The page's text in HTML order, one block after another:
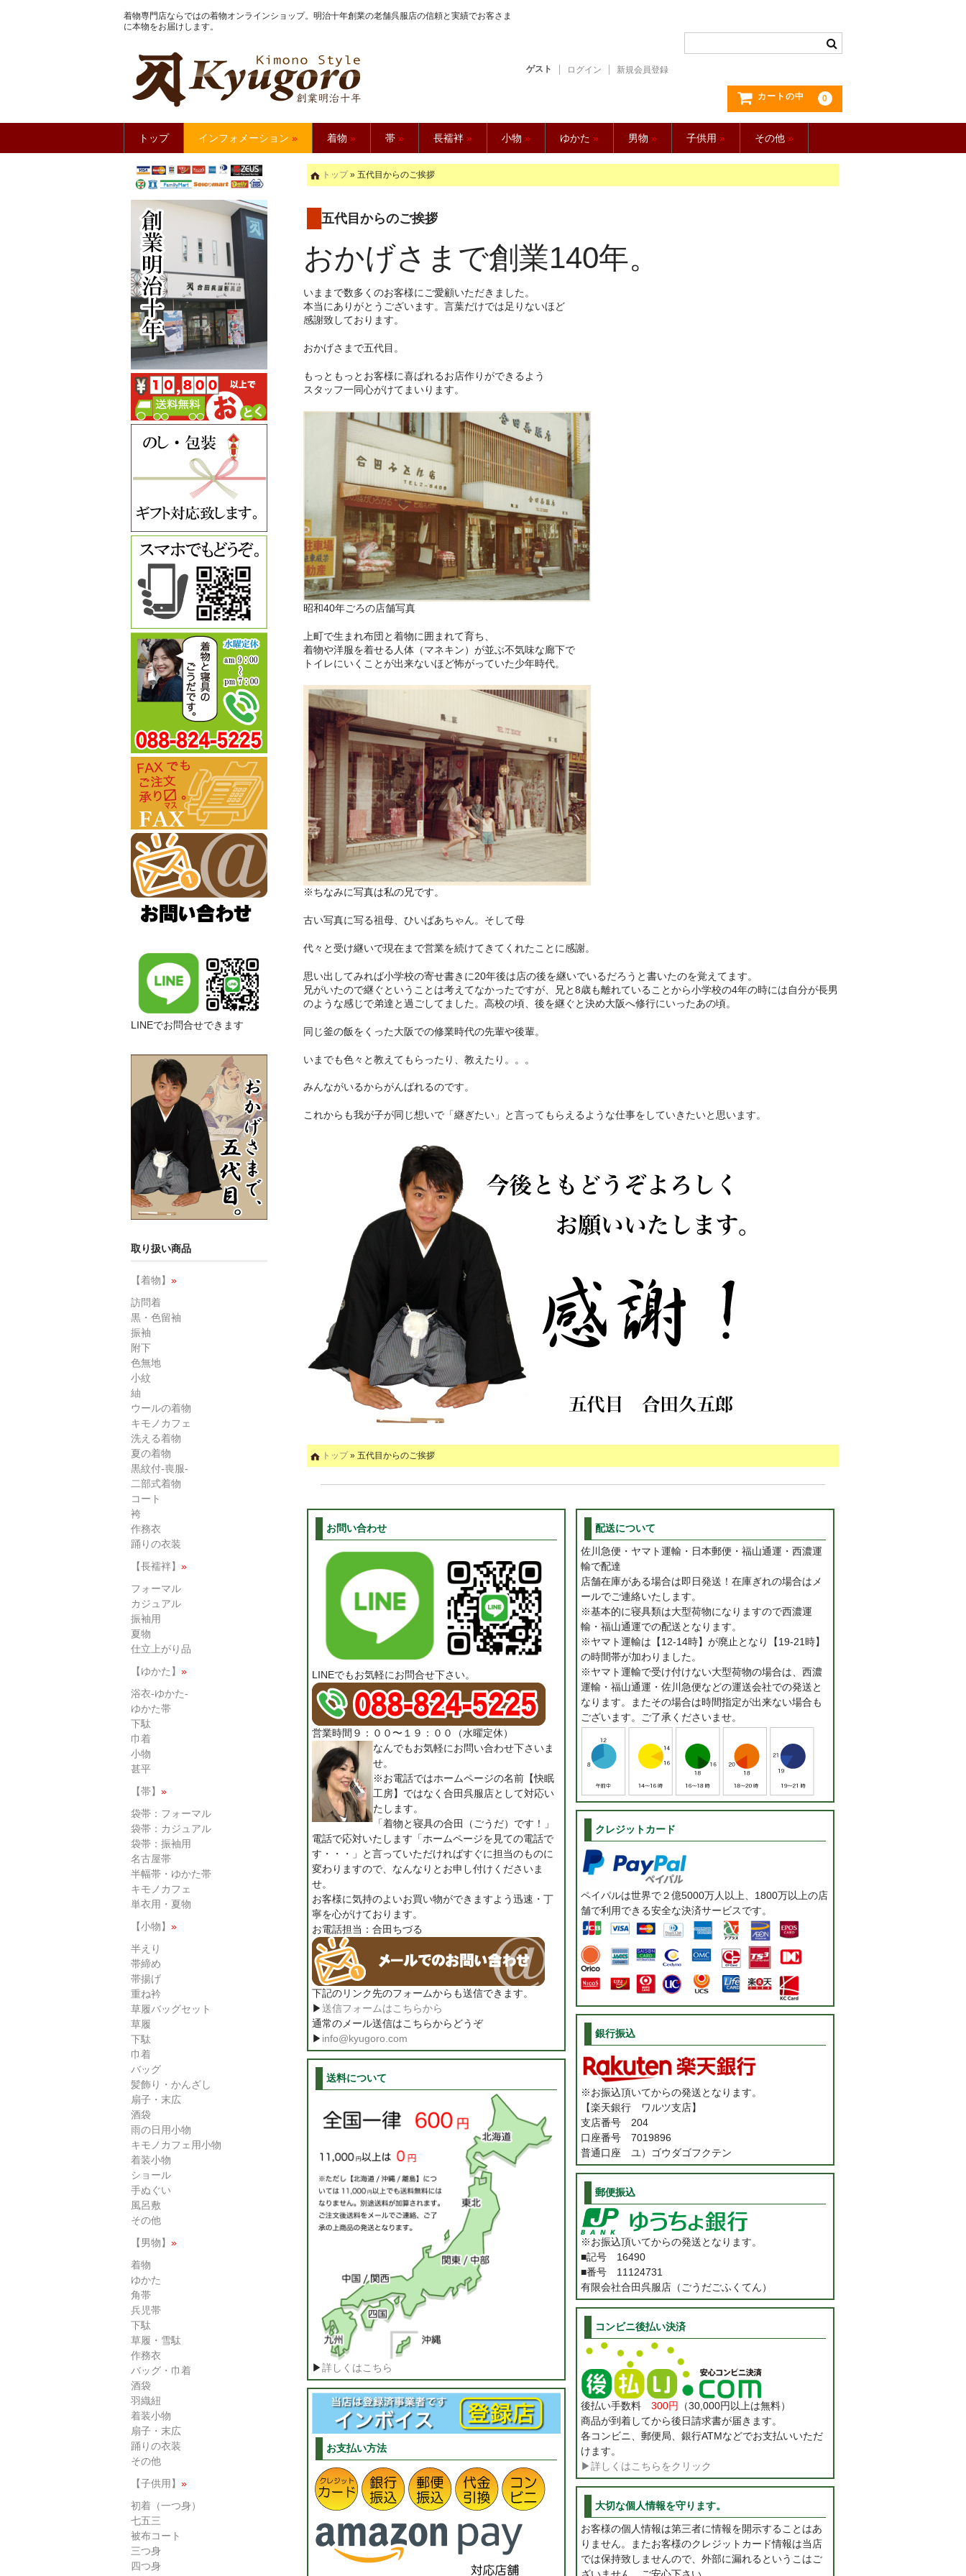
着物専門店ならではの着物オンラインショップ。明治十年創業の老舗呉服店の信頼と実績でお客さま
に本物をお届けします。
きもの館【久五郎】
ゲスト ログイン 新規会員登録
カートの中 0
トップ インフォメーション » 着物 » 帯 » 長襦袢 » 小物 » ゆかた » 男物 » 子供用 » その他 »
トップ» 五代目からのご挨拶
五代目からのご挨拶
おかげさまで創業140年。
いままで数多くのお客様にご愛顧いただきました。
本当にありがとうございます。言葉だけでは足りないほど
感謝致しております。
おかげさまで五代目。
もっともっとお客様に喜ばれるお店作りができるよう
スタッフ一同心がけてまいります。
昭和40年ごろの店舗写真
上町で生まれ布団と着物に囲まれて育ち、
着物や洋服を着せる人体（マネキン）が並ぶ不気味な廊下で
トイレにいくことが出来ないほど怖がっていた少年時代。
※ちなみに写真は私の兄です。
古い写真に写る祖母、ひいばあちゃん。そして母
代々と受け継いで現在まで営業を続けてきてくれたことに感謝。
思い出してみれば小学校の寄せ書きに20年後は店の後を継いでいるだろうと書いたのを覚えてます。
兄がいたので継ぐということは考えてなかったですが、兄と8歳も離れていることから小学校の4年の時には自分が長男
のような感じで弟達と過ごしてました。高校の頃、後を継ぐと決め大阪へ修行にいったあの頃。
同じ釜の飯をくった大阪での修業時代の先輩や後輩。
いまでも色々と教えてもらったり、教えたり。。。
みんながいるからがんばれるのです。
これからも我が子が同じ想いで「継ぎたい」と言ってもらえるような仕事をしていきたいと思います。
トップ» 五代目からのご挨拶
お問い合わせ
LINEでもお気軽にお問合せ下さい。
営業時間９：００〜１９：００（水曜定休）
なんでもお気軽にお問い合わせ下さいま
せ。
※お電話ではホームページの名前【快眠
工房】ではなく合田呉服店として対応い
たします。
「着物と寝具の合田（ごうだ）です！」
電話で応対いたします「ホームページを見ての電話で
す・・・」と言っていただければすぐに担当のものに
変わりますので、なんなりとお申し付けくださいま
せ。
お客様に気持のよいお買い物ができますよう迅速・丁
寧を心がけております。
お電話担当：合田ちづる
下記のリンク先のフォームからも送信できます。
▶送信フォームはこちらから
通常のメール送信はこちらからどうぞ
▶ info@kyugoro.com
送料について
▶詳しくはこちら
お支払い方法
配送について
佐川急便・ヤマト運輸・日本郵便・福山通運・西濃運
輸で配達
店舗在庫がある場合は即日発送！在庫ぎれの場合はメ
ールでご連絡いたします。
※基本的に寝具類は大型荷物になりますので西濃運
輸・福山通運での配送となります。
※ヤマト運輸は【12-14時】が廃止となり【19-21時】
の時間帯が加わりました。
※ヤマト運輸で受け付けない大型荷物の場合は、西濃
運輸・福山通運・佐川急便などの運送会社での発送と
なります。またその場合は時間指定が出来ない場合も
ございます。ご了承くださいませ。
クレジットカード
ペイパルは世界で２億5000万人以上、1800万以上の店
舗で利用できる安全な決済サービスです。
銀行振込
※お振込頂いてからの発送となります。
【楽天銀行 ワルツ支店】
支店番号 204
口座番号 7019896
普通口座 ユ）ゴウダゴフクテン
郵便振込
※お振込頂いてからの発送となります。
■記号 16490
■番号 11124731
有限会社合田呉服店（ごうだごふくてん）
コンビニ後払い決済
後払い手数料 300円
（30,000円以上は無料）
商品が到着してから後日請求書が届きます。
各コンビニ、郵便局、銀行ATMなどでお支払いいただ
けます。
▶詳しくはこちらをクリック
大切な個人情報を守ります。
お客様の個人情報は第三者に情報を開示することはあ
りません。またお客様のクレジットカード情報は当店
では保持致しませんので、外部に漏れるというこはご
LINEでお問合せできます
取り扱い商品
【着物】 »
訪問着
黒・色留袖
振袖
附下
色無地
小紋
紬
ウールの着物
キモノカフェ
洗える着物
夏の着物
黒紋付-喪服-
二部式着物
コート
袴
作務衣
踊りの衣装
【長襦袢】 »
フォーマル
カジュアル
振袖用
夏物
仕立上がり品
【ゆかた】 »
浴衣-ゆかた-
ゆかた帯
下駄
巾着
小物
甚平
【帯】 »
袋帯：フォーマル
袋帯：カジュアル
袋帯：振袖用
名古屋帯
半幅帯・ゆかた帯
キモノカフェ
単衣用・夏物
【小物】 »
半えり
帯締め
帯揚げ
重ね衿
草履バッグセット
草履
下駄
巾着
バッグ
髪飾り・かんざし
扇子・末広
酒袋
雨の日用小物
キモノカフェ用小物
着装小物
ショール
手ぬぐい
風呂敷
その他
【男物】 »
着物
ゆかた
角帯
兵児帯
下駄
草履・雪駄
作務衣
バッグ・巾着
酒袋
羽織紐
着装小物
扇子・末広
踊りの衣装
その他
【子供用】 »
初着（一つ身）
七五三
被布コート
三つ身
四つ身